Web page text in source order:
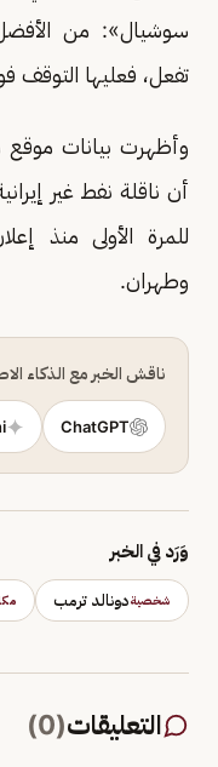
سوشيال»: من الأفضل
تفعل، فعليها التوقف
وأظهرت بيانات موقع
أن ناقلة نفط غير
للمرة الأولى منذ
وطهران.
ناقش الخبر مع الذكاء
ChatGPT
وَرَد في الخبر
شخصيةدونالد ترمب
التعليقات(
0
)